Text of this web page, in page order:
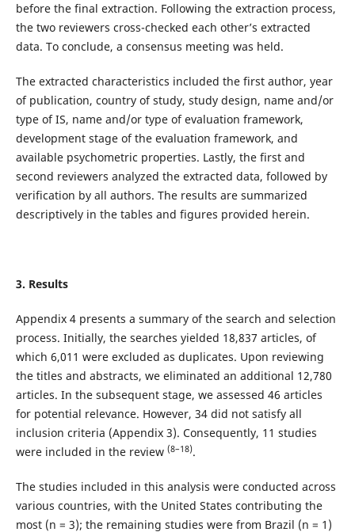
before the final extraction. Following the extraction process,
the two reviewers cross-checked each other’s extracted
data. To conclude, a consensus meeting was held.
The extracted characteristics included the first author, year
of publication, country of study, study design, name and/or
type of IS, name and/or type of evaluation framework,
development stage of the evaluation framework, and
available psychometric properties. Lastly, the first and
second reviewers analyzed the extracted data, followed by
verification by all authors. The results are summarized
descriptively in the tables and figures provided herein.
3. Results
Appendix 4 presents a summary of the search and selection
process. Initially, the searches yielded 18,837 articles, of
which 6,011 were excluded as duplicates. Upon reviewing
the titles and abstracts, we eliminated an additional 12,780
articles. In the subsequent stage, we assessed 46 articles
for potential relevance. However, 34 did not satisfy all
inclusion criteria (Appendix 3). Consequently, 11 studies
were included in the review (8–18).
The studies included in this analysis were conducted across
various countries, with the United States contributing the
most (n = 3); the remaining studies were from Brazil (n = 1)